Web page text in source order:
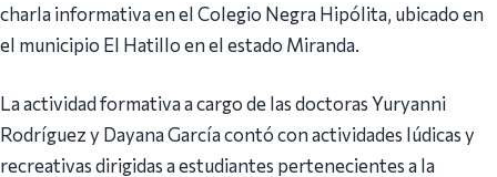
charla informativa en el Colegio Negra Hipólita, ubicado en
el municipio El Hatillo en el estado Miranda.
La actividad formativa a cargo de las doctoras Yuryanni
Rodríguez y Dayana García contó con actividades lúdicas y
recreativas dirigidas a estudiantes pertenecientes a la